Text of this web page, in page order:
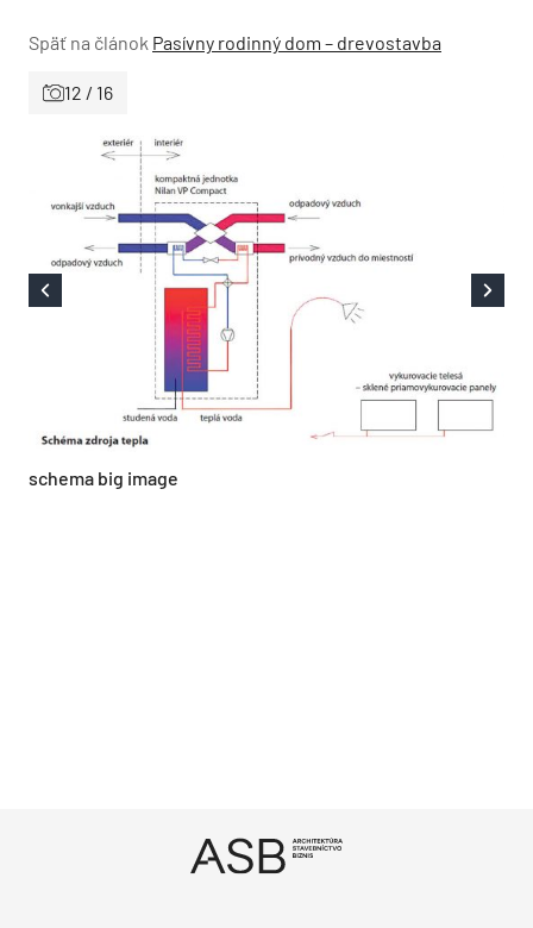
Späť na článok Pasívny rodinný dom – drevostavba
12 / 16
schema big image